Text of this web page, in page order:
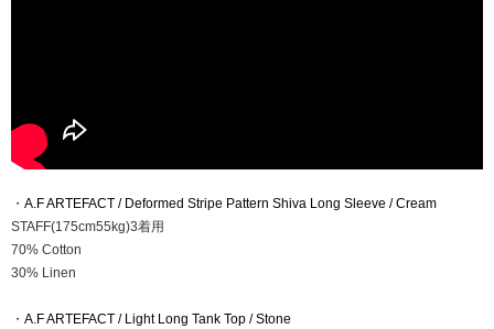
・ A.F ARTEFACT / Deformed Stripe Pattern Shiva Long Sleeve / Cream
STAFF(175cm55kg)3着用
70% Cotton
30% Linen
・ A.F ARTEFACT / Light Long Tank Top / Stone